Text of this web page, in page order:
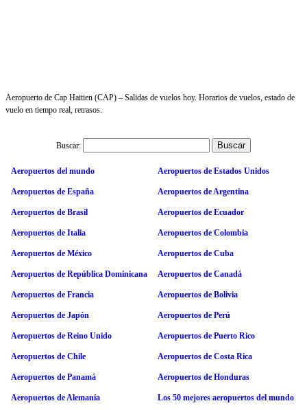
Aeropuerto de Cap Haitien (CAP) – Salidas de vuelos hoy. Horarios de vuelos, estado de
vuelo en tiempo real, retrasos.
Buscar:
Aeropuertos del mundo Aeropuertos de Estados Unidos
Aeropuertos de España Aeropuertos de Argentina
Aeropuertos de Brasil Aeropuertos de Ecuador
Aeropuertos de Italia Aeropuertos de Colombia
Aeropuertos de México Aeropuertos de Cuba
Aeropuertos de República Dominicana Aeropuertos de Canadá
Aeropuertos de Francia Aeropuertos de Bolivia
Aeropuertos de Japón Aeropuertos de Perú
Aeropuertos de Reino Unido Aeropuertos de Puerto Rico
Aeropuertos de Chile Aeropuertos de Costa Rica
Aeropuertos de Panamá Aeropuertos de Honduras
Aeropuertos de Alemania Los 50 mejores aeropuertos del mundo